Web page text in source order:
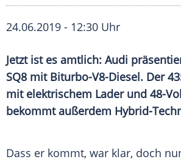
24.06.2019 - 12:30 Uhr
Jetzt ist es amtlich: Audi
SQ8 mit Biturbo-V8-Diesel. Der
mit elektrischem Lader und 48-
bekommt außerdem Hybrid-
Dass er kommt, war klar, doch